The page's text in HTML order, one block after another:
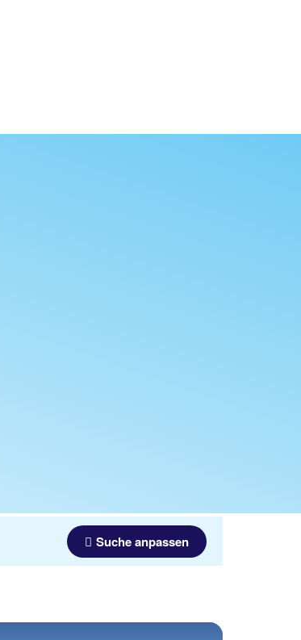
Suche anpassen